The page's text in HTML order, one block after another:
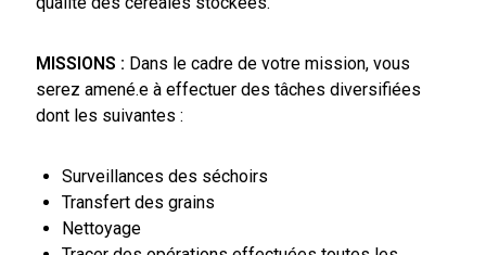
MISSIONS : Dans le cadre de votre mission, vous
serez amené.e à effectuer des tâches diversifiées
dont les suivantes :
Surveillances des séchoirs
Transfert des grains
Nettoyage